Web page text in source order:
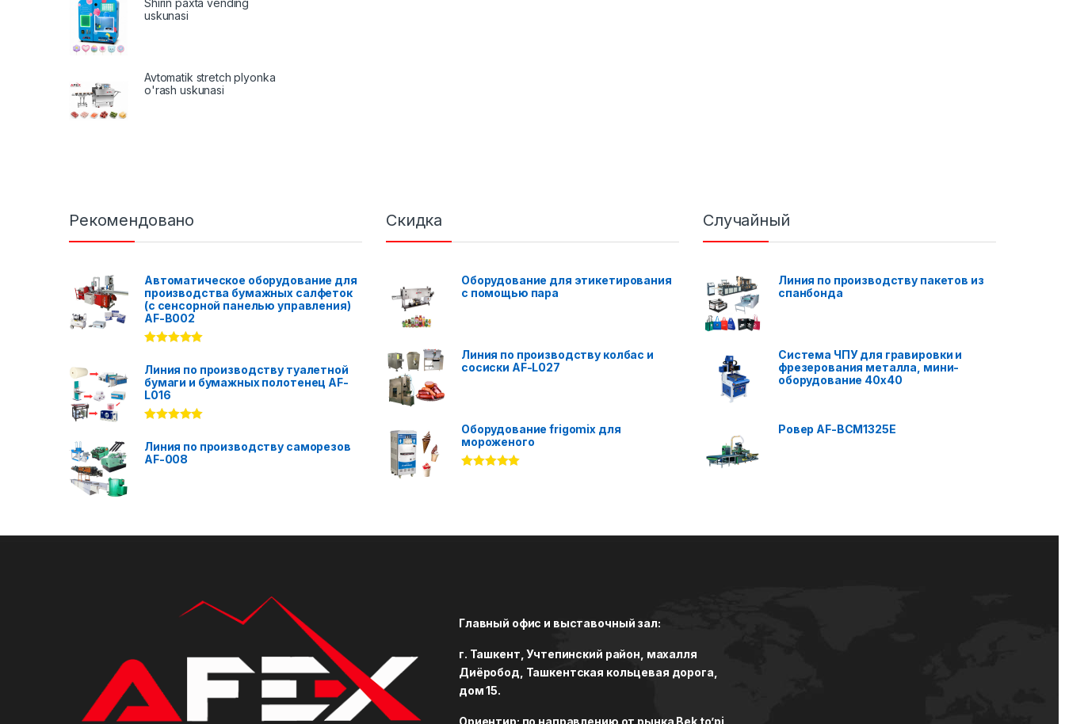
uskunasi
Avtomatik stretch plyonka
o'rash uskunasi
Рекомендовано
Автоматическое оборудование для
производства бумажных салфеток
(с сенсорной панелью управления)
AF-B002
out of 5
Линия по производству туалетной
бумаги и бумажных полотенец AF-
L016
out of 5
Линия по производству саморезов
AF-008
Скидка
Оборудование для этикетирования
с помощью пара
Линия по производству колбас и
сосиски AF-L027
Оборудование frigomix для
мороженого
Случайный
Линия по производству пакетов из
спанбонда
Система ЧПУ для гравировки и
фрезерования металла, мини-
оборудование 40x40
Ровер AF-BCM1325E
Главный офис и выставочный зал:
г. Ташкент, Учтепинский район, махалля
Диёробод, Ташкентская кольцевая дорога,
дом 15.
Ориентир: по направлению от рынка Bek to’pi